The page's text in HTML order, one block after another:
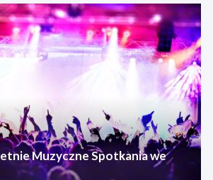
Muzyczne Spotkania we